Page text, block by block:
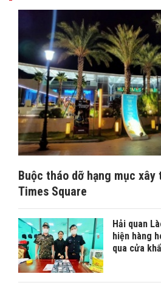
Buộc tháo dỡ hạng mục
Times Square
Hải quan
hiện hàng
qua cửa